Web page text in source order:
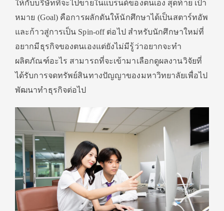
ให้กับบริษัทที่จะไปขายในแบรนด์ของตนเอง สุดท้าย เป้า
หมาย (Goal) คือการผลักดันให้นักศึกษาได้เป็นสตาร์ทอัพ
และก้าวสู่การเป็น Spin-off ต่อไป สำหรับนักศึกษาใหม่ที่
อยากมีธุรกิจของตนเองแต่ยังไม่มีรู้ว่าอยากจะทำ
ผลิตภัณฑ์อะไร สามารถที่จะเข้ามาเลือกดูผลงานวิจัยที่
ได้รับการจดทรัพย์สินทางปัญญาของมหาวิทยาลัยเพื่อไป
พัฒนาทำธุรกิจต่อไป